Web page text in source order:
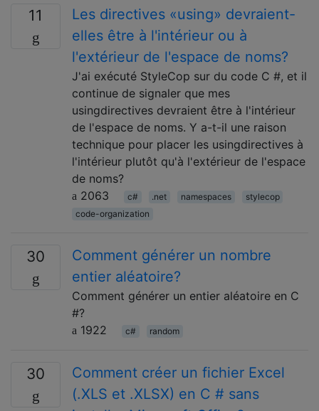
11
Les directives «using» devraient-
elles être à l'intérieur ou à
l'extérieur de l'espace de noms?
J'ai exécuté StyleCop sur du code C #, et il
continue de signaler que mes
usingdirectives devraient être à l'intérieur
de l'espace de noms. Y a-t-il une raison
technique pour placer les usingdirectives à
l'intérieur plutôt qu'à l'extérieur de l'espace
de noms?
2063
c# .net namespaces
stylecop
code-organization
30
Comment générer un nombre
entier aléatoire?
Comment générer un entier aléatoire en C
#?
1922
c# random
30
Comment créer un fichier Excel
(.XLS et .XLSX) en C # sans